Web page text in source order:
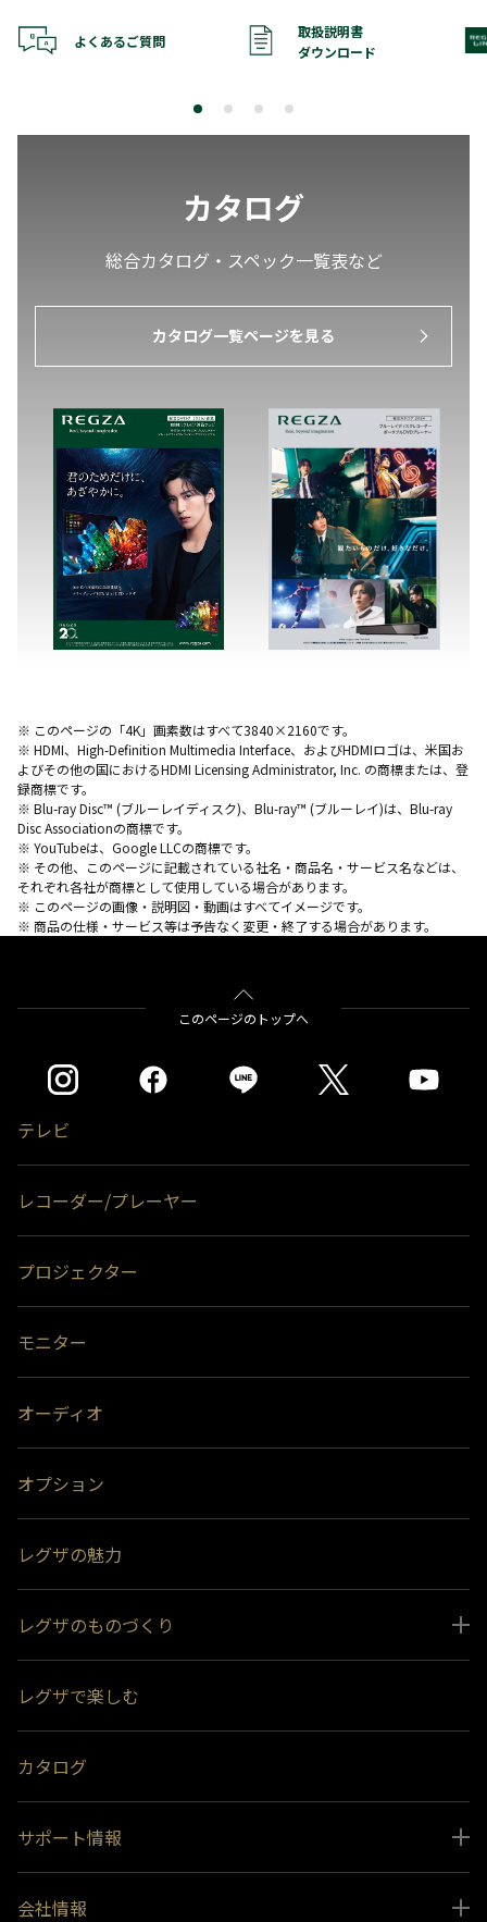
よくあるご質問
取扱説明書
ダウンロード
カタログ
総合カタログ・スペック一覧表など
カタログ一覧ページを見る
※ このページの「4K」画素数はすべて3840×2160です。
※ HDMI、High-Definition Multimedia Interface、およびHDMIロゴは、米国お
よびその他の国におけるHDMI Licensing Administrator, Inc. の商標または、登
録商標です。
※ Blu-ray Disc™ (ブルーレイディスク)、Blu-ray™ (ブルーレイ)は、Blu-ray
Disc Associationの商標です。
※ YouTubeは、Google LLCの商標です。
※ その他、このページに記載されている社名・商品名・サービス名などは、
それぞれ各社が商標として使用している場合があります。
※ このページの画像・説明図・動画はすべてイメージです。
※ 商品の仕様・サービス等は予告なく変更・終了する場合があります。
このページのトップへ
テレビ
レコーダー/プレーヤー
プロジェクター
モニター
オーディオ
オプション
レグザの魅力
レグザのものづくり
受賞履歴
おすすめ番組
レグザで楽しむ
カタログ
サポート情報
会社情報